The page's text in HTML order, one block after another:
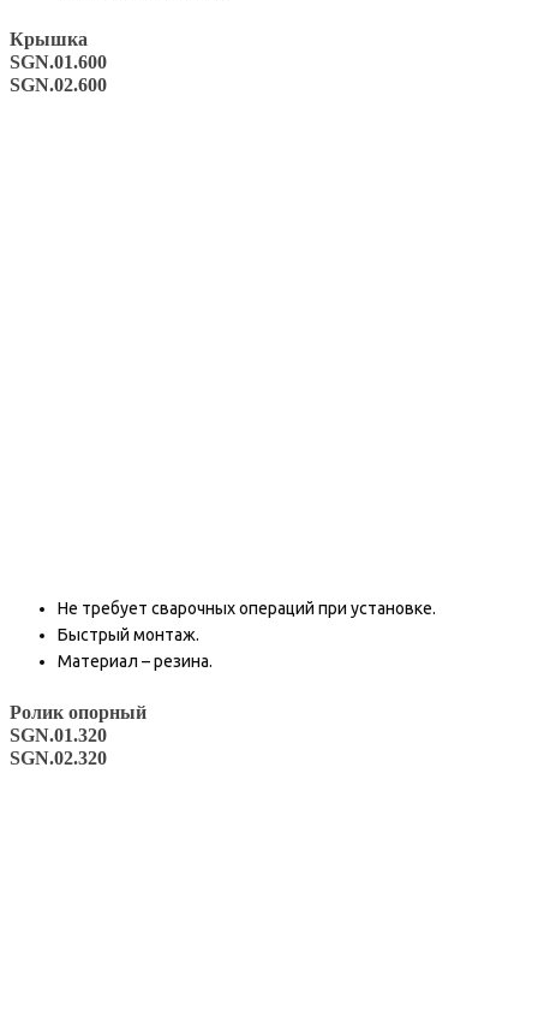
Крышка
SGN.01.600
SGN.02.600
Не требует сварочных операций при установке.
Быстрый монтаж.
Материал – резина.
Ролик опорный
SGN.01.320
SGN.02.320